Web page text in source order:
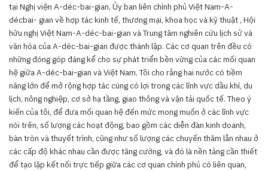
tại Nghị viện A-déc-bai-gian, Ủy ban liên chính phủ Việt Nam-A-
décbai- gian về hợp tác kinh tế, thương mại, khoa học và kỹ thuật , Hội
hữu nghị Việt Nam-A-déc-bai-gian và Trung tâm nghiên cứu lịch sử và
văn hóa của A-déc-bai-gian được thành lập. Các cơ quan trên đều có
những đóng góp đáng kể cho sự phát triển bền vững của các mối quan
hệ giữa A-déc-bai-gian và Việt Nam. Tôi cho rằng hai nước có tiềm
năng lớn để mở rộng hợp tác cùng có lợi trong các lĩnh vực dầu khí, du
lịch, nông nghiệp, cơ sở hạ tầng, giao thông và vận tải quốc tế. Theo ý
kiến của tôi, để đưa mối quan hệ đến mức mong muốn ở các lĩnh vực
nói trên, số lượng các hoạt động, bao gồm các diễn đàn kinh doanh,
bàn tròn và thuyết trình, cũng như số lượng các chuyến thăm lẫn nhau ở
các cấp độ khác nhau cần được tăng cường, và đó là nền tảng cần thiết
để tạo lập kết nối trực tiếp giữa các cơ quan chính phủ có liên quan,